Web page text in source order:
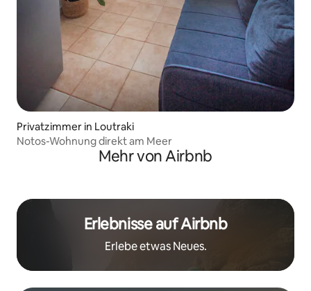
Privatzimmer in Loutraki
Notos-Wohnung direkt am Meer
Mehr von Airbnb
Erlebnisse auf Airbnb
Erlebe etwas Neues.